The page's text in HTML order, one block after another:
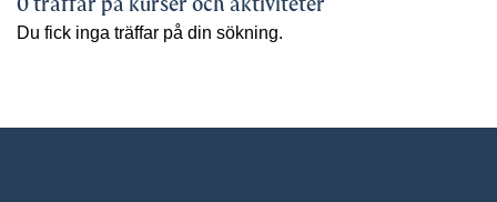
Du fick inga träffar på din sökning.